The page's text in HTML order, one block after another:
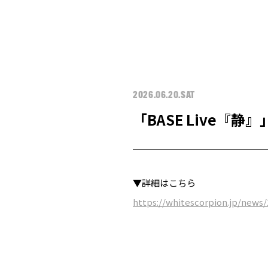
2026.06.20.SAT
「BASE Live『静』」
▼詳細はこちら
https://whitescorpion.jp/news/